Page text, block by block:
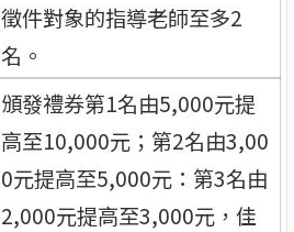
徵件對象的指導老師至多2
名。
頒發禮券第1名由5,000元提
高至10,000元；第2名由3,00
0元提高至5,000元：第3名由
2,000元提高至3,000元，佳